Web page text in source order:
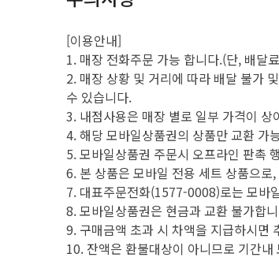
[이용안내]
1. 매장 전화주문 가능 합니다.(단, 배달
2. 매장 상황 및 거리에 따라 배달 불가
수 있습니다.
3. 내점사용은 매장 별로 일부 가격이 상
4. 해당 모바일상품권의 상품만 교환 가
5. 모바일상품권 주문시 오프라인 판촉
6. 본 상품은 모바일 전용 세트 상품으
7. 대표주문전화(1577-0008)로는 모바
8. 모바일상품권은 현금과 교환 불가합
9. 구매금액 초과 시 차액을 지급하시면
10. 잔액은 환불대상이 아니므로 기간내